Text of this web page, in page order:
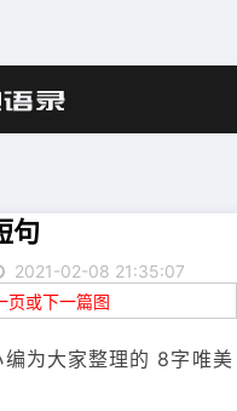
句
2021-02-08 21:35:07
页或下一篇图
为大家整理的 8字唯美